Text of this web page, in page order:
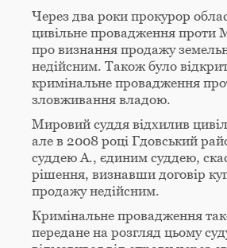
Через два роки прокурор
цивільне провадження
про визнання продажу
недійсним. Також було
кримінальне провадження
зловживання владою.
Мировий суддя відхилив
але в 2008 році Гдовський
суддею А., єдиним суддею,
рішення, визнавши договір
продажу недійсним.
Кримінальне провадження
передане на розгляд цьому